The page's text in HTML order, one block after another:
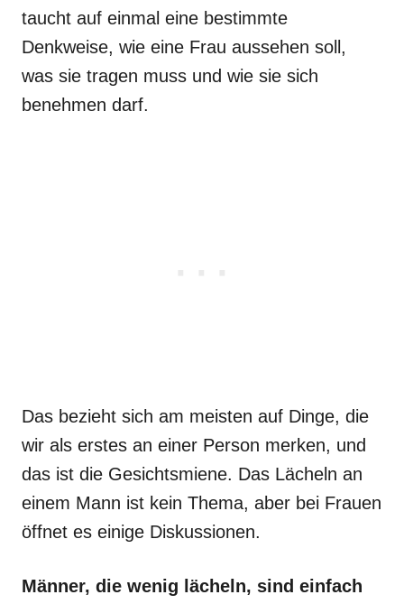
taucht auf einmal eine bestimmte
Denkweise, wie eine Frau aussehen soll,
was sie tragen muss und wie sie sich
benehmen darf.
Das bezieht sich am meisten auf Dinge, die
wir als erstes an einer Person merken, und
das ist die Gesichtsmiene. Das Lächeln an
einem Mann ist kein Thema, aber bei Frauen
öffnet es einige Diskussionen.
Männer, die wenig lächeln, sind einfach